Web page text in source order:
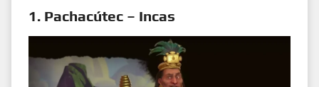
1. Pachacútec – Incas